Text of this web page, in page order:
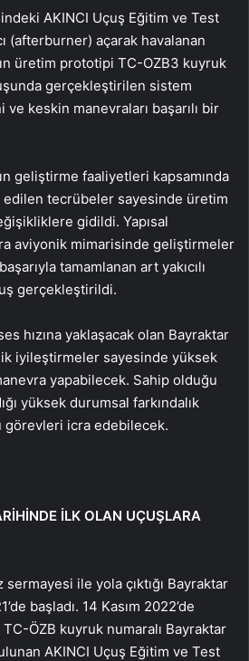
AKINCI Uçuş Eğitim ve Test
(afterburner) açarak havalanan
üretim prototipi TC-OZB3 kuyruk
gerçekleştirilen sistem
keskin manevraları başarılı bir
geliştirme faaliyetleri kapsamında
tecrübeler sayesinde üretim
gidildi. Yapısal
aviyonik mimarisinde geliştirmeler
tamamlanan art yakıcılı
gerçekleştirildi.
hızına yaklaşacak olan Bayraktar
iyileştirmeler sayesinde yüksek
yapabilecek. Sahip olduğu
yüksek durumsal farkındalık
görevleri icra edebilecek.
İLK OLAN UÇUŞLARA
sermayesi ile yola çıktığı Bayraktar
başladı. 14 Kasım 2022’de
TC-ÖZB kuyruk numaralı Bayraktar
AKINCI Uçuş Eğitim ve Test